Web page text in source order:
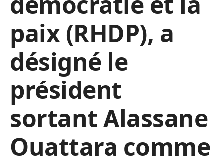
paix (RHDP), a
désigné le
président
sortant Alassane
Ouattara comme